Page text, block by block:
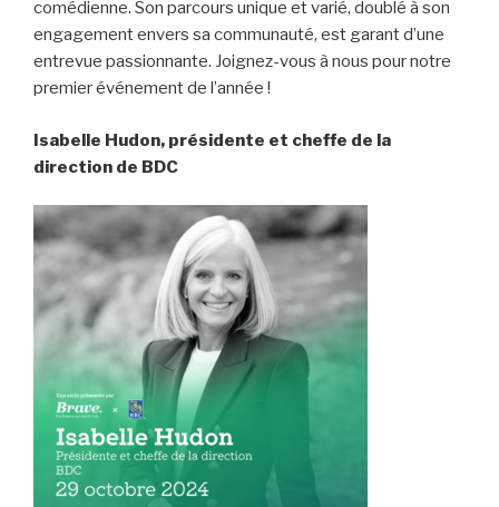
comédienne. Son parcours unique et varié, doublé à son
engagement envers sa communauté, est garant d’une
entrevue passionnante. Joignez-vous à nous pour notre
premier événement de l’année !
Isabelle Hudon, présidente et cheffe de la
direction de BDC